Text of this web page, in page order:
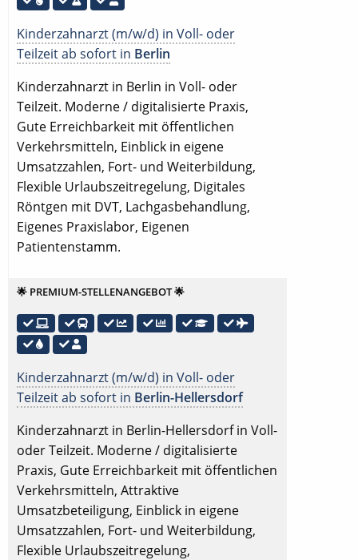
Kinderzahnarzt (m/w/d) in Voll- oder
Teilzeit ab sofort in Berlin
Kinderzahnarzt in Berlin in Voll- oder
Teilzeit. Moderne / digitalisierte Praxis,
Gute Erreichbarkeit mit öffentlichen
Verkehrsmitteln, Einblick in eigene
Umsatzzahlen, Fort- und Weiterbildung,
Flexible Urlaubszeitregelung, Digitales
Röntgen mit DVT, Lachgasbehandlung,
Eigenes Praxislabor, Eigenen
Patientenstamm.
🌟 PREMIUM-STELLENANGEBOT 🌟
Kinderzahnarzt (m/w/d) in Voll- oder
Teilzeit ab sofort in Berlin-Hellersdorf
Kinderzahnarzt in Berlin-Hellersdorf in Voll-
oder Teilzeit. Moderne / digitalisierte
Praxis, Gute Erreichbarkeit mit öffentlichen
Verkehrsmitteln, Attraktive
Umsatzbeteiligung, Einblick in eigene
Umsatzzahlen, Fort- und Weiterbildung,
Flexible Urlaubszeitregelung,